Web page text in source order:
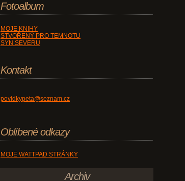
Fotoalbum
MOJE KNIHY
STVOŘENÝ PRO TEMNOTU
SYN SEVERU
Kontakt
povidkypeta@seznam.cz
Oblíbené odkazy
MOJE WATTPAD STRÁNKY
Archiv